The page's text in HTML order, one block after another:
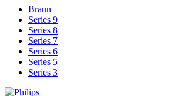
Braun
Series 9
Series 8
Series 7
Series 6
Series 5
Series 3